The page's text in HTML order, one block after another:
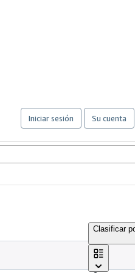
Iniciar sesión Su cuenta
Clasificar